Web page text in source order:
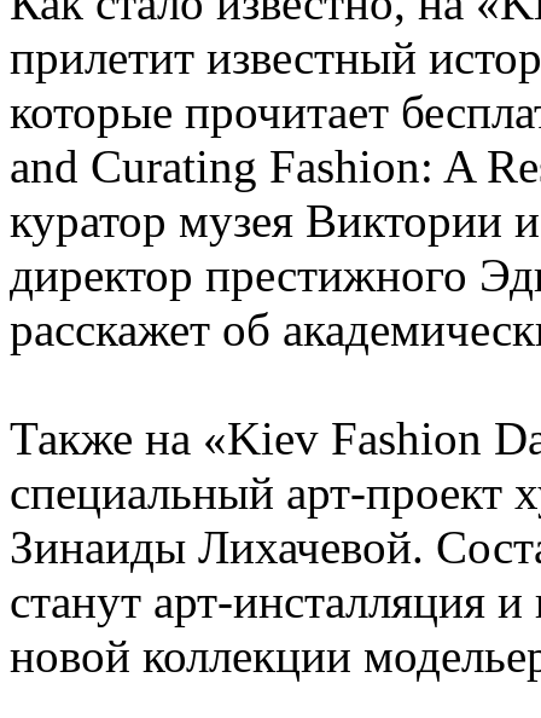
прилетит известный
которые прочитает
and Curating Fashion: A
куратор музея Виктории
директор престижного
расскажет об
Также на «Kiev Fashion
специальный арт-проект
Зинаиды Лихачевой.
станут арт-инсталляция
новой коллекции